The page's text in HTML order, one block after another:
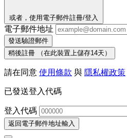
或者，使用電子郵件註冊/登入
電子郵件地址
發送驗證郵件
稍後註冊
（在此裝置上儲存14天）
請在同意 使用條款 與 隱私權政策
已發送登入代碼
登入代碼
返回電子郵件地址輸入